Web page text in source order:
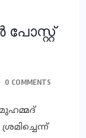
പോസ്റ്റ്
0 COMMENTS
മുഹമ്മദ്